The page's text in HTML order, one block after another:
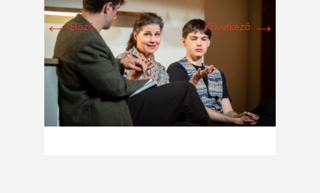
← Előző Következő →